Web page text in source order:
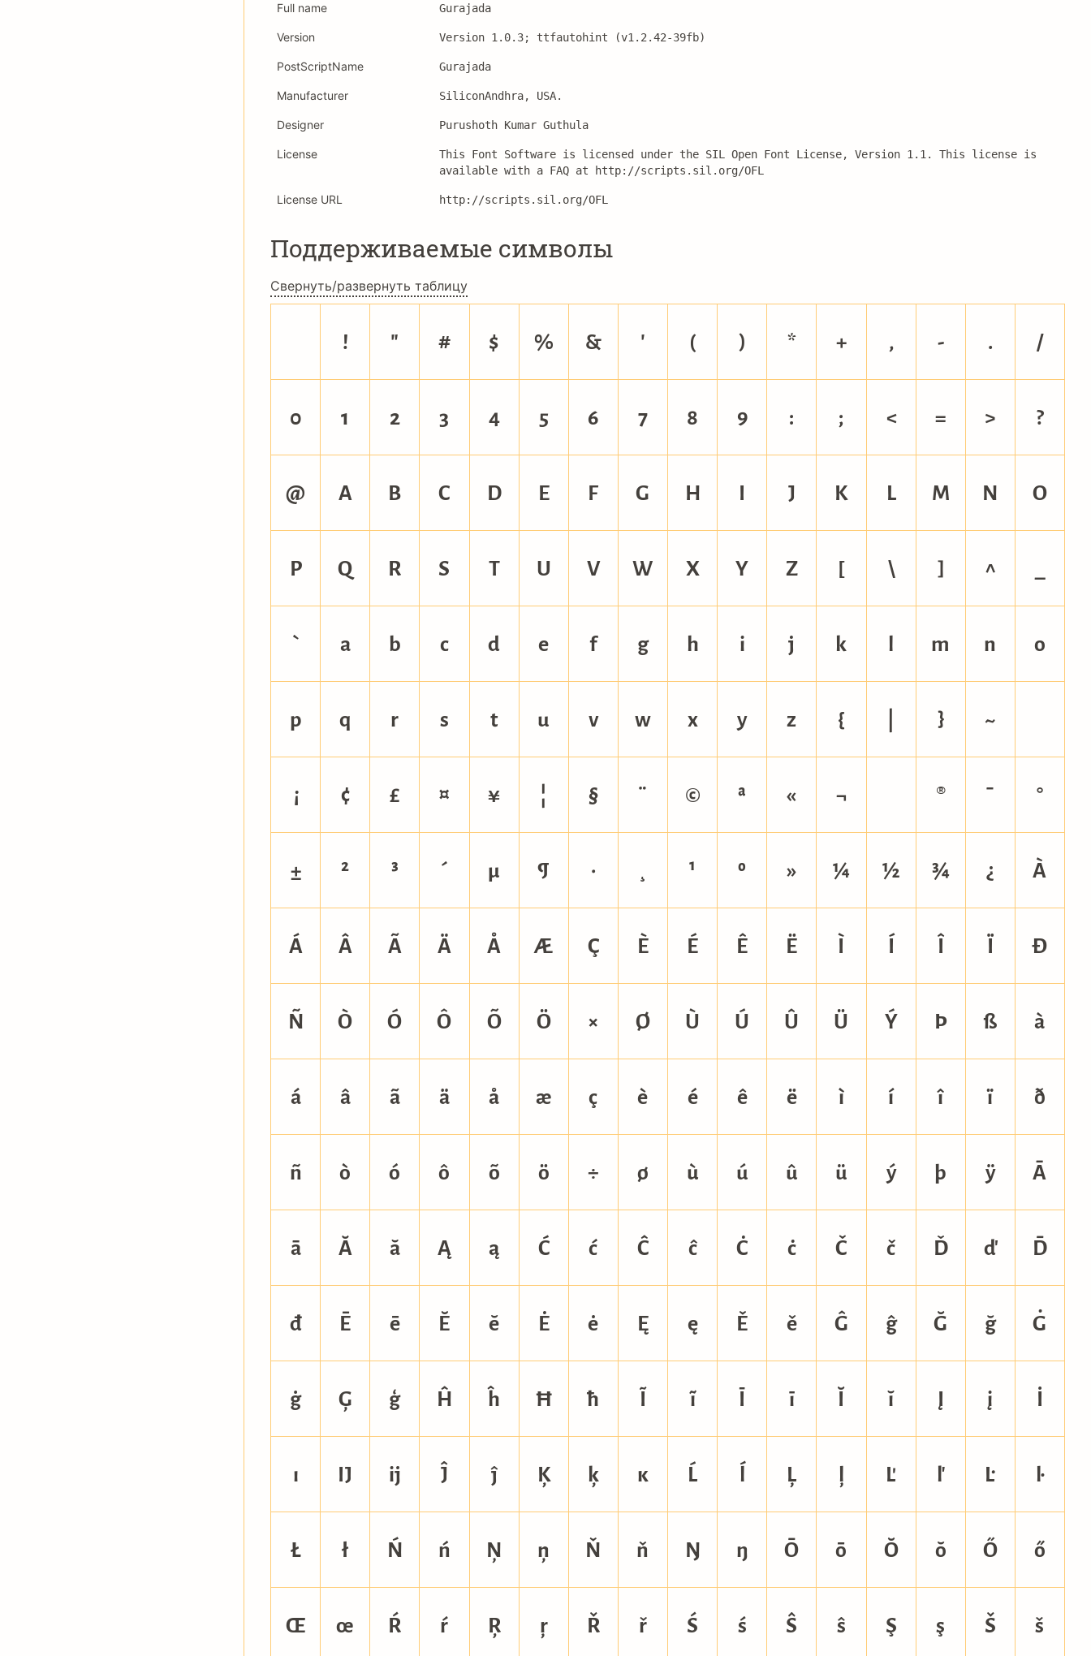
Full name Gurajada
Version Version 1.0.3; ttfautohint (v1.2.42-39fb)
PostScriptName Gurajada
Manufacturer SiliconAndhra, USA.
Designer Purushoth Kumar Guthula
License
This Font Software is licensed under the SIL Open Font License, Version 1.1. This license is
available with a FAQ at http://scripts.sil.org/OFL
License URL http://scripts.sil.org/OFL
Поддерживаемые символы
Свернуть/развернуть таблицу
! " # $ % & ' ( ) * + , - .
/
0
1 2 3 4 5 6 7 8 9 : ; < = >
?
@ A B C D E F G H I J K L M N O
P Q R S T U V W X Y Z [ \ ] ^
_
`
a b c d e f g h i j k l m n
o
p
q r s t u v w x y z { | }
~
¡
¢ £ ¤ ¥ ¦ § ¨ © ª « ¬ ® ¯
°
±
² ³ ´ µ ¶ · ¸ ¹ º » ¼ ½ ¾ ¿
À
Á Â Ã Ä Å Æ Ç È É Ê Ë Ì Í Î Ï
Ð
Ñ Ò Ó Ô Õ Ö × Ø Ù Ú Û Ü Ý Þ ß à
á
â ã ä å æ ç è é ê ë ì í î ï
ð
ñ
ò ó ô õ ö ÷ ø ù ú û ü ý þ ÿ Ā
ā Ă ă Ą ą Ć ć Ĉ ĉ Ċ ċ Č č Ď ď Đ
đ
Ē ē Ĕ ĕ Ė ė Ę ę Ě ě Ĝ ĝ Ğ ğ Ġ
ġ Ģ ģ Ĥ ĥ Ħ ħ Ĩ ĩ Ī ī Ĭ ĭ Į į
İ
ı
Ĳ ĳ Ĵ ĵ Ķ ķ ĸ Ĺ ĺ Ļ ļ Ľ ľ Ŀ
ŀ
Ł
ł Ń ń Ņ ņ Ň ň Ŋ ŋ Ō ō Ŏ ŏ Ő ő
Œ œ Ŕ ŕ Ŗ ŗ Ř ř Ś ś Ŝ ŝ Ş ş Š š